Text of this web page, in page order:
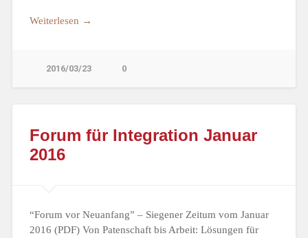
Weiterlesen →
2016/03/23 0
Forum für Integration Januar
2016
“Forum vor Neuanfang” – Siegener Zeitum vom Januar
2016 (PDF) Von Patenschaft bis Arbeit: Lösungen für